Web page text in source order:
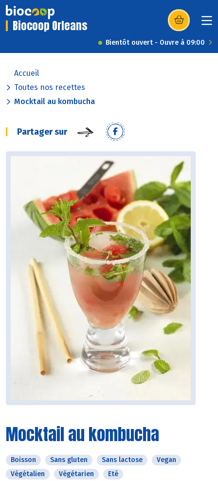
Biocoop Orleans (s’ouvre dans
Bientôt ouvert - Ouvre à 09:00
Accueil
Toutes nos recettes
Mocktail au kombucha
Partager sur
Mocktail au kombucha
Boisson Sans gluten Sans lactose
Vegan
Végétalien
Végétarien Eté